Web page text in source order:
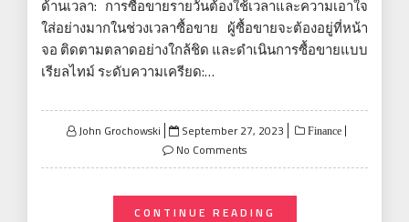
ด้านเวลา: การซื้อขายรายวันต้องใช้เวลาและความเอาใจ
ใส่อย่างมากในช่วงเวลาซื้อขาย ผู้ซื้อขายจะต้องอยู่ที่หน้า
จอ ติดตามตลาดอย่างใกล้ชิด และดำเนินการซื้อขายแบบ
เรียลไทม์ ระดับความเครียด:…
John Grochowski
Posted
on
September 27, 2023 Finance
No Comments
CONTINUE READING